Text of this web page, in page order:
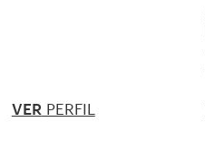
VER PERFIL